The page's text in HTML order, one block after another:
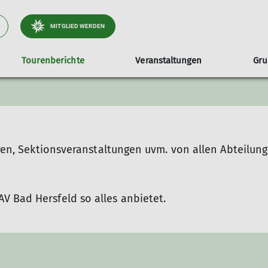
MITGLIED WERDEN
Was bietet der Verein Wir brauchen Dich
Tourenberichte Veranstaltungen
Jugendgruppe Naturschutz
Ausweisverlust Downloads
Sektionsveranstaltungen uvm. von allen
Bad Hersfeld so alles anbietet.